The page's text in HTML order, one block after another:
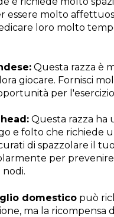
essere molto
loro molto
Questa razza è
giocare. Fornisci
per l'esercizio
Questa razza ha
e folto che richiede
di spazzolare il
per
domestico può
ma la ricompensa